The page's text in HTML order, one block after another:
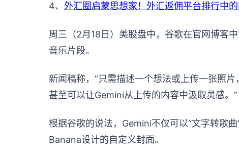
4、 外汇圈启蒙思想家！外汇返佣平台排行中的
周三（2月18日）美股盘中，谷歌在官网博客
音乐片段。
新闻稿称，“只需描述一个想法或上传一张照
甚至可以让Gemini从上传的内容中汲取灵
根据谷歌的说法，Gemini不仅可以“文字转歌
Banana设计的自定义封面。